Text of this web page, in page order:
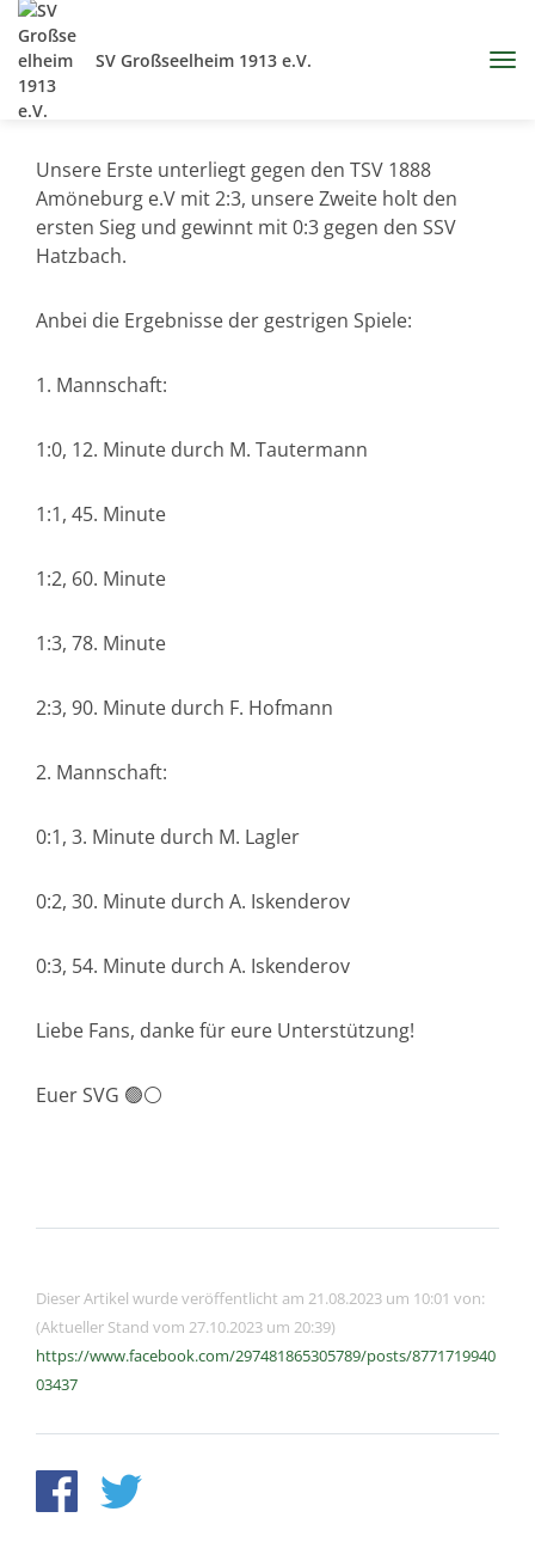
SV Großseelheim 1913 e.V.
Unsere Erste unterliegt gegen den TSV 1888
Amöneburg e.V mit 2:3, unsere Zweite holt den
ersten Sieg und gewinnt mit 0:3 gegen den SSV
Hatzbach.
Anbei die Ergebnisse der gestrigen Spiele:
1. Mannschaft:
1:0, 12. Minute durch M. Tautermann
1:1, 45. Minute
1:2, 60. Minute
1:3, 78. Minute
2:3, 90. Minute durch F. Hofmann
2. Mannschaft:
0:1, 3. Minute durch M. Lagler
0:2, 30. Minute durch A. Iskenderov
0:3, 54. Minute durch A. Iskenderov
Liebe Fans, danke für eure Unterstützung!
Euer SVG 🟢⚪️
Dieser Artikel wurde veröffentlicht am 21.08.2023 um 10:01 von:
(Aktueller Stand vom 27.10.2023 um 20:39)
https://www.facebook.com/297481865305789/posts/8771719940
03437